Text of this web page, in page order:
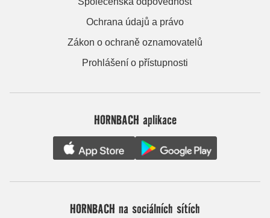
Ochrana údajů a právo
Zákon o ochraně oznamovatelů
Prohlášení o přístupnosti
HORNBACH aplikace
HORNBACH na sociálních sítích